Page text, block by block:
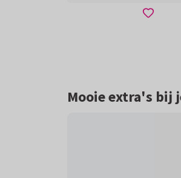
Mooie extra's bij